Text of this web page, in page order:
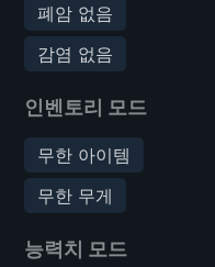
폐암 없음
감염 없음
인벤토리 모드
무한 아이템
무한 무게
능력치 모드